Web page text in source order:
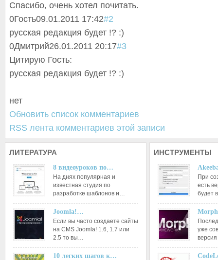
Спасибо, очень хотел почитать.
0Гость09.01.2011 17:42#2
русская редакция будет !? :)
0Дмитрий26.01.2011 20:17#3
Цитирую Гость:
русская редакция будет !? :)
нет
Обновить список комментариев
RSS лента комментариев этой записи
ЛИТЕРАТУРА
8 видеоуроков по…
На днях популярная и
известная студия по
разработке шаблонов и…
Joomla!…
Если вы часто создаете сайты
на CMS Joomla! 1.6, 1.7 или
2.5 то вы…
10 легких шагов к…
ИНСТРУМЕНТЫ
При
есть
будет
уже